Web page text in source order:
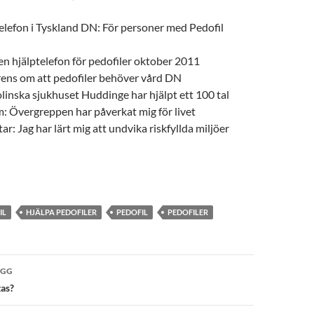
i Tyskland DN: För personer med Pedofil
hjälptelefon för pedofiler oktober 2011
om att pedofiler behöver vård DN
sjukhuset Huddinge har hjälpt ett 100 tal
Övergreppen har påverkat mig för livet
Jag har lärt mig att undvika riskfyllda miljöer
HJÄLPA PEDOFILER PEDOFIL PEDOFILER